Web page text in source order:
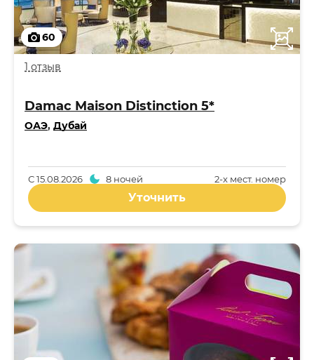
60
1 отзыв
Damac Maison Distinction 5*
ОАЭ, Дубай
2-x мест. номер
С15.08.2026 8 ночей
Уточнить